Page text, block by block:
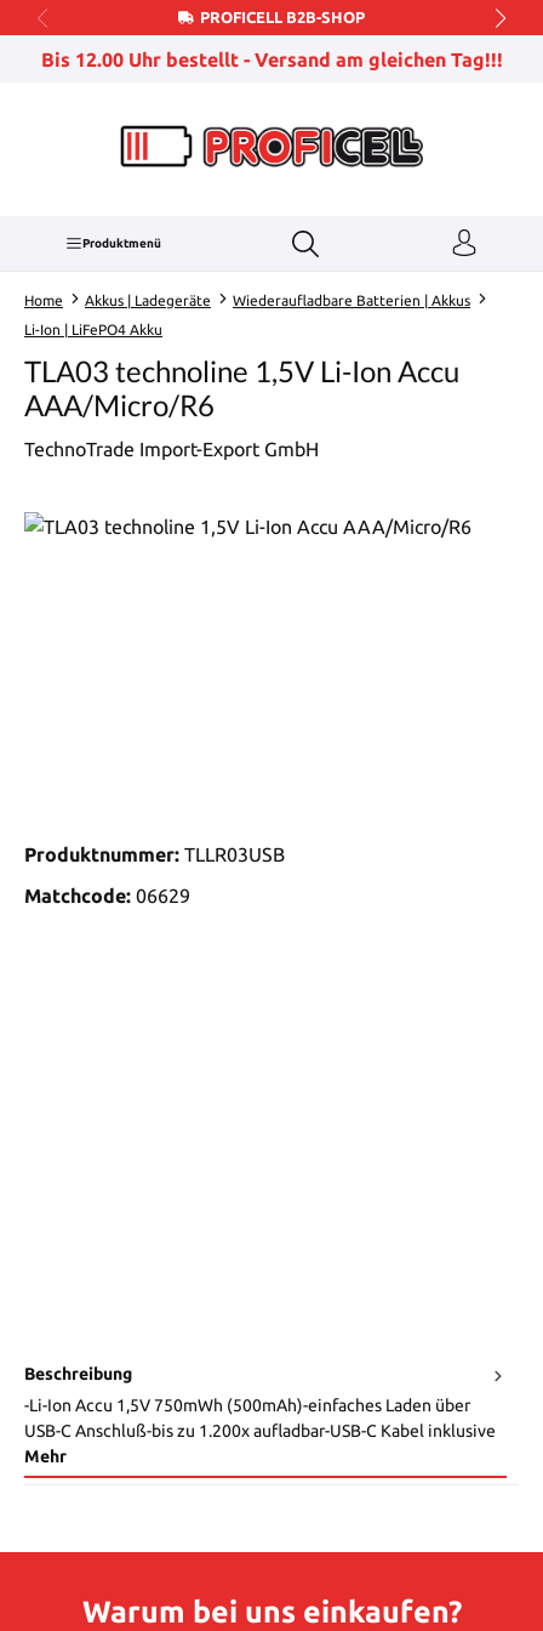
Zum Hauptinhalt springenPROFICELL B2B-SHOP
Bis 12.00 Uhr bestellt - Versand am gleichen Tag!!!
Produktmenü
Home Akkus | Ladegeräte
Wiederaufladbare Batterien | Akkus
Li-Ion | LiFePO4 Akku
TLA03 technoline 1,5V Li-Ion Accu
AAA/Micro/R6
TechnoTrade Import-Export GmbH
Produktnummer: TLLR03USB
Matchcode: 06629
Beschreibung
-Li-Ion Accu 1,5V 750mWh (500mAh)-einfaches Laden über
USB-C Anschluß-bis zu 1.200x aufladbar-USB-C Kabel inklusive
Mehr
Warum bei uns einkaufen?